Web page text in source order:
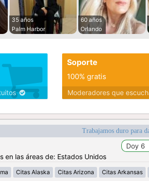
35 años
Palm Harbor
60 años
Orlando
Soporte
100% gratis
Moderadores que
Trabajamos duro para
en las áreas de: Estados Unidos
Citas Alaska Citas Arizona Citas Arkansas